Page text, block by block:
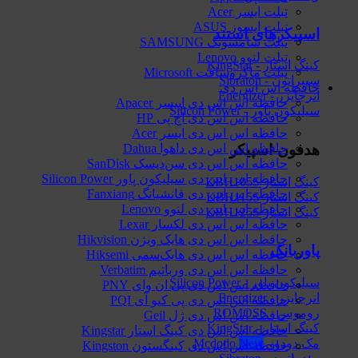
اسپیکرهای استند
کینگ استار - KingStar
سیبراتون - Sibraton
انرجایزر - Energizer
سیلیکون پاور - Silicon Power
هدفون-اسپیکر
کینگ استار KBH105S
کینگ استار KBH115S
کینگ استار KBH125S
پاوربانک
سیلیکون پاور - Silicon Power
انرجایزر - Energizer
روموس - ROMOSS
کینگ استار - KingStar
مک دودو - Mcdodo
تبلت ایسر Acer
تبلت ایسوز ASUS
تبلت سامسونگ SAMSUNG
تبلت لنوو Lenovo
تبلت ماکروسافت Microsoft
حافظه اس اس دی
حافظه اس اس دی اپیسر Apacer
حافظه اس اس دی اچ پی HP
حافظه اس اس دی ایسر Acer
حافظه اس اس دی داهوا Dahua
حافظه اس اس دی سن‌دیسک SanDisk
حافظه اس اس دی سیلیکون پاور Silicon Power
حافظه اس اس دی فانشیانگ Fanxiang
حافظه اس اس دی لنوو Lenovo
حافظه اس اس دی لکسار Lexar
حافظه اس اس دی هایک‌ ویژن Hikvision
حافظه اس اس دی هایک‌سمی Hiksemi
حافظه اس اس دی ورباتیم Verbatim
حافظه اس اس دی پی ان وای PNY
حافظه اس اس دی پی کیو آی PQI
حافظه اس اس دی ژل Geil
حافظه اس اس دی کینگ استار Kingstar
حافظه اس اس دی کینگستون Kingston